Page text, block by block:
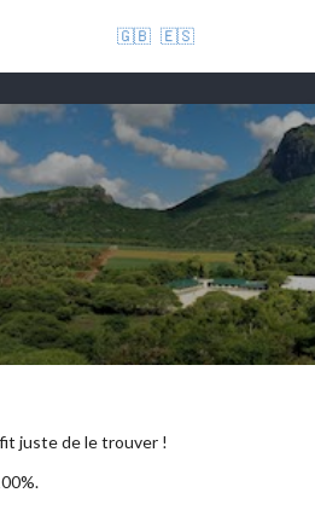
🇬🇧 🇪🇸
juste de le trouver !